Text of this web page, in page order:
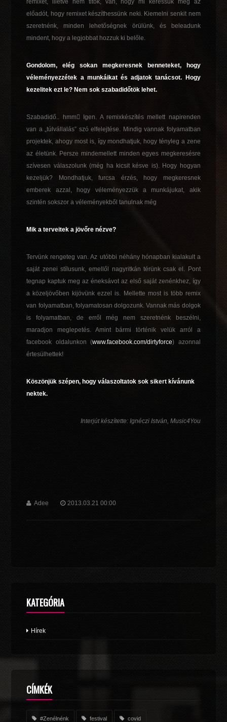
remixet, illetve nem titok, van, hogy mi keressük meg az
előadót, hogy remixet készíthessünk neki. Kiemelni senkit nem
szeretnénk, minden lehetőségnek örülünk, és beleadunk
mindent, hogy a legjobbat hozzuk ki belőle.
Gondolom, elég sokan megkeresnek benneteket, hogy
véleményezzétek a munkáikat és adjatok tanácsot. Hogy
kezelitek ezt le? Nem sok szabadidőtök lehet.
Szabadidő.. hmm Igen. A remixkészítés mellett napirenden
van a „túlvállalás” szó elfelejtése. Mindig vannak folyamatban
projektek, ahogy most is, így mondhatjuk, hogy tényleg a zene
az életünk. Persze mindemellett minden egyes megkeresésre
szívesen válaszolunk (még ha kicsit késve is). Hogy hogyan
kezeljük? Mondhatjuk, furcsa érzés, hogy megkeresnek
emberek azzal, hogy véleményezzük a munkájukat, akik
szintén sokszor a véleményekből tanulnak még
Mik a terveitek a jövőre nézve?
Tervünk rengeteg van. Az utóbbi néhány hónapban kialakult a
saját zenei stílusunk, emellől nagyritkán térünk csak el. Pont
tegnap kaptuk meg az éneksávot az első saját zenénkhez, így
a közeljövőben kijövünk ezzel is. Mellette most is több remix
van folyamatban, folyamatosan dolgozunk. Vannak más dolgok
is folyamatban, de erről még nem szeretnénk beszélni,
maradjon meglepetés. Amint bármi történik velük arról a
facebook oldalunkon (www.facebook.com/dirtyforce) azonnal
értesülhettek!
Köszönjük szépen, hogy válaszoltatok sok sikert kívánunk
nektek.
Interjút készítette: Ignéczi István, Music4You
Adee 2013.03.21 00:00
KATEGÓRIA
Hírek
CÍMKÉK
#Zenélnénk festival covid